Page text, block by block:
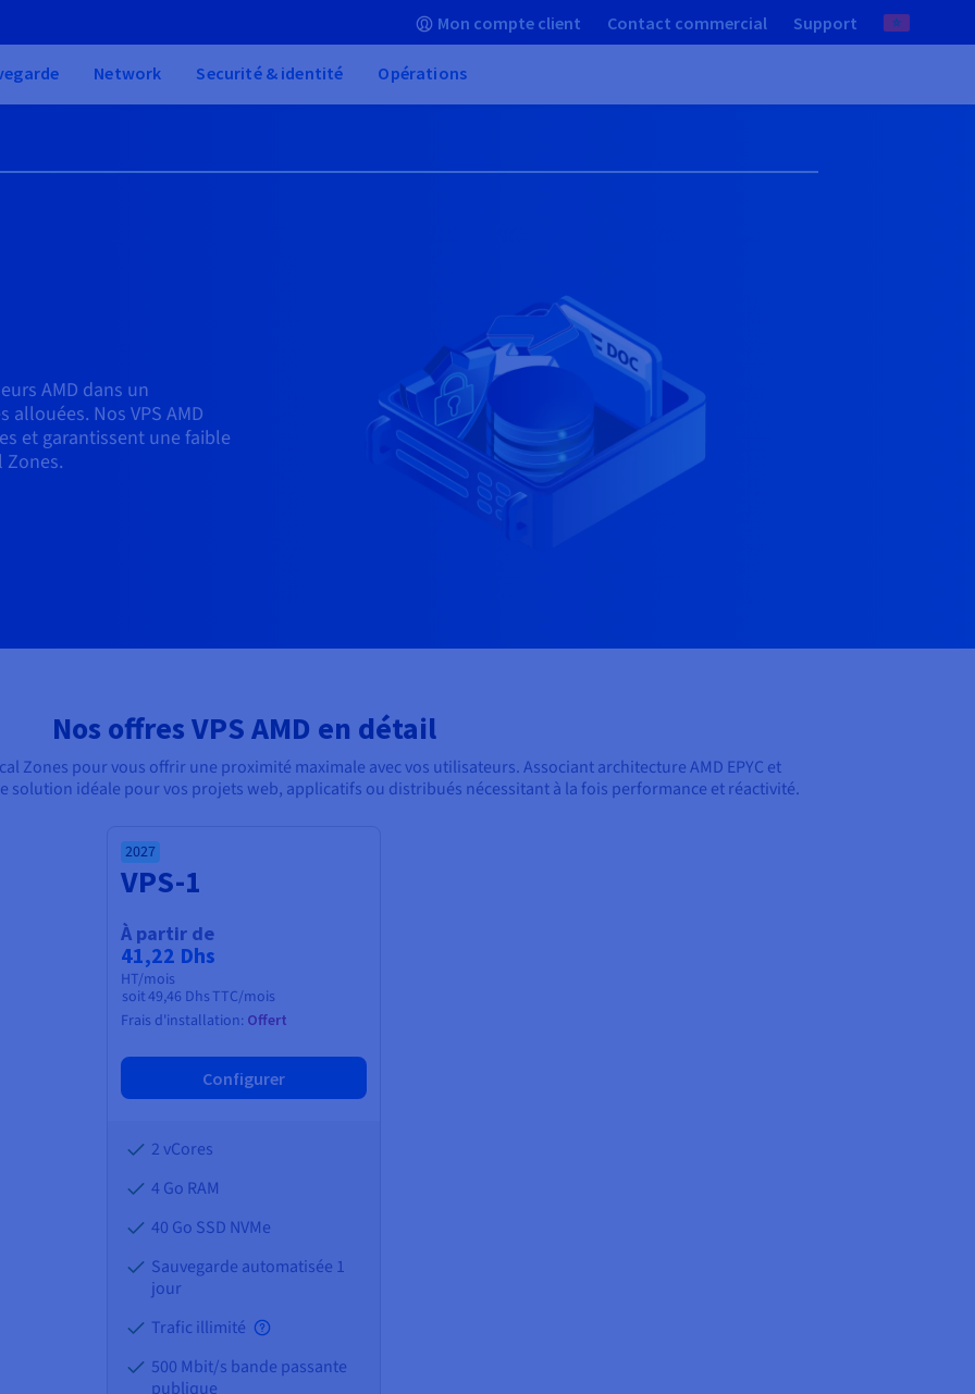
Mon compte client Contact commercial Support
Network Securité & identité Opérations
AMD dans un
Nos VPS AMD
et garantissent une faible
Zones.
Nos offres VPS AMD en détail
Zones pour vous offrir une proximité maximale avec vos utilisateurs. Associant architecture AMD EPYC et
solution idéale pour vos projets web, applicatifs ou distribués nécessitant à la fois performance et réactivité.
2027
VPS-1
À partir de
41,22 Dhs
HT/mois
soit49,46 DhsTTC/mois
Frais d'installation: Offert
Configurer
2 vCores
4 Go RAM
40 Go SSD NVMe
Sauvegarde automatisée 1
jour
Trafic illimité
500 Mbit/s bande passante
publique